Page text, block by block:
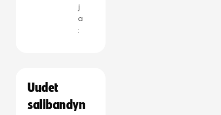
j
a
:
Uudet
salibandyn